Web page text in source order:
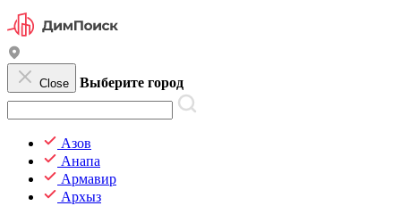
Close Выберите город
Азов
Анапа
Армавир
Архыз